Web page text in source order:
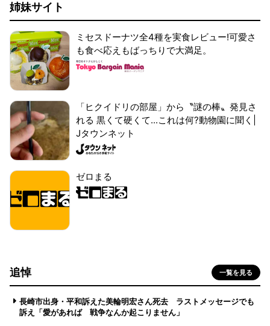
姉妹サイト
ミセスドーナツ全4種を実食レビュー!可愛さ
も食べ応えもばっちりで大満足。
「ヒクイドリの部屋」から〝謎の棒〟発見さ
れる 黒くて硬くて...これは何?動物園に聞く|
Jタウンネット
ゼロまる
追悼 一覧を見る
長崎市出身・平和訴えた美輪明宏さん死去 ラストメッセージでも
訴え「愛があれば 戦争なんか起こりません」